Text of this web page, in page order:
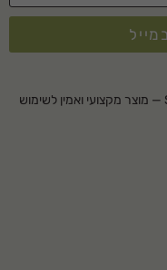
של STIHL — מוצר מקצועי ואמין לשימוש